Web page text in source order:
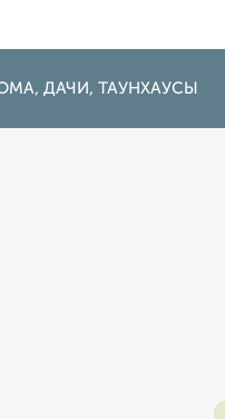
ДАЧИ, ТАУНХАУСЫ